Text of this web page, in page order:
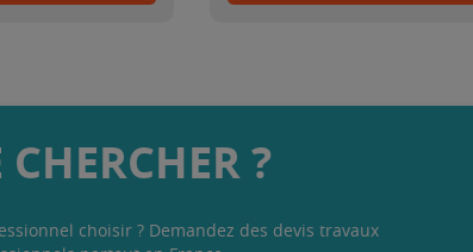
?
choisir ? Demandez des devis travaux